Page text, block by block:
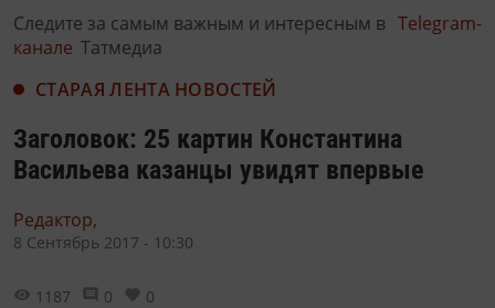
Следите за самым важным и интересным в Telegram-
канале Татмедиа
СТАРАЯ ЛЕНТА НОВОСТЕЙ
Заголовок: 25 картин Константина
Васильева казанцы увидят впервые
Редактор,
8 Сентябрь 2017 - 10:30
1187 0 0